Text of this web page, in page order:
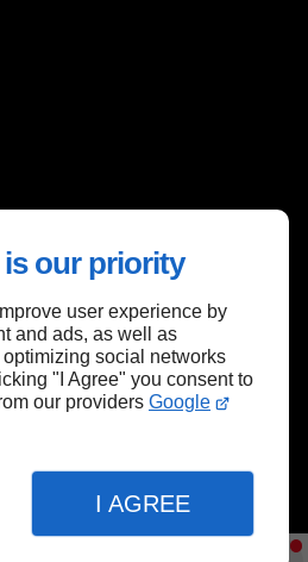
our priority
user experience by
and ads, as well as
social networks
"I Agree" you consent to
our providers Google
I AGREE
de page